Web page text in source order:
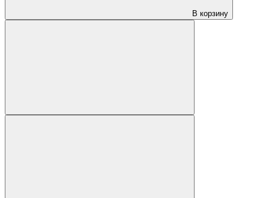
В корзину